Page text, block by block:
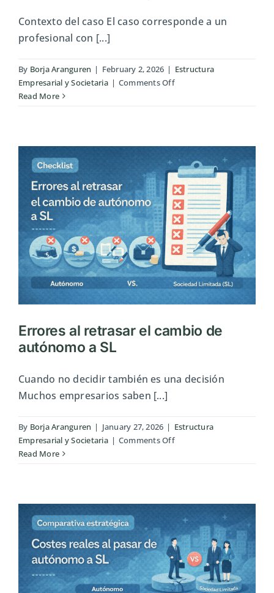
Contexto del caso El caso corresponde a un
profesional con [...]
By Borja Aranguren | February 2, 2026 | Estructura
Empresarial y Societaria | Comments Offon
análisis
real
de
una
transición
bien
planificada
Read More
Errores al retrasar el cambio de
autónomo a SL
Cuando no decidir también es una decisión
Muchos empresarios saben [...]
By Borja Aranguren | January 27, 2026 | Estructura
Empresarial y Societaria | Comments Offon
cambio
de
autónomo
a
SL
Read More